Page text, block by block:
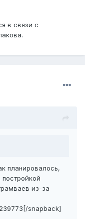
в связи с
планировалось,
из-за
239773[/snapback]